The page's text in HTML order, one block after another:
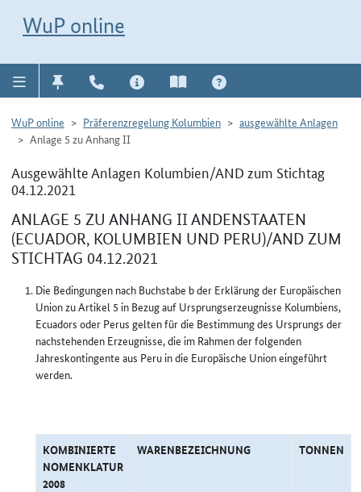
WuP online
WuP online Präferenzregelung Kolumbien
ausgewählte Anlagen
Anlage 5 zu Anhang II
Ausgewählte Anlagen Kolumbien/AND zum Stichtag
04.12.2021
ANLAGE 5 ZU ANHANG II ANDENSTAATEN
(ECUADOR, KOLUMBIEN UND PERU)/AND ZUM
STICHTAG 04.12.2021
Die Bedingungen nach Buchstabe b der Erklärung der Europäischen
Union zu Artikel 5 in Bezug auf Ursprungserzeugnisse Kolumbiens,
Ecuadors oder Perus gelten für die Bestimmung des Ursprungs der
nachstehenden Erzeugnisse, die im Rahmen der folgenden
Jahreskontingente aus Peru in die Europäische Union eingeführt
werden.
KOMBINIERTE
NOMENKLATUR
2008
WARENBEZEICHNUNG TONNEN